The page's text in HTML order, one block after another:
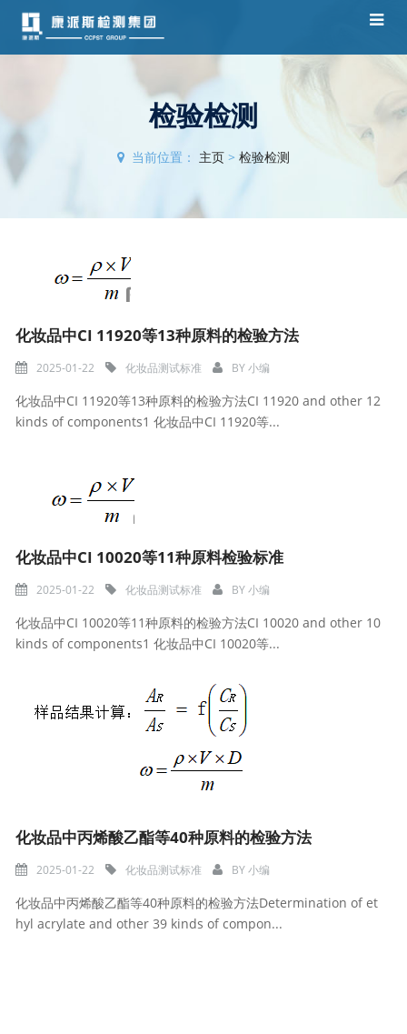
检验检测
当前位置： 主页> 检验检测
化妆品中CI 11920等13种原料的检验方法
2025-01-22 化妆品测试标准 BY小编
化妆品中CI 11920等13种原料的检验方法CI 11920 and other 12
kinds of components1 化妆品中CI 11920等...
化妆品中CI 10020等11种原料检验标准
2025-01-22 化妆品测试标准 BY小编
化妆品中CI 10020等11种原料的检验方法CI 10020 and other 10
kinds of components1 化妆品中CI 10020等...
化妆品中丙烯酸乙酯等40种原料的检验方法
2025-01-22 化妆品测试标准 BY小编
化妆品中丙烯酸乙酯等40种原料的检验方法Determination of et
hyl acrylate and other 39 kinds of compon...